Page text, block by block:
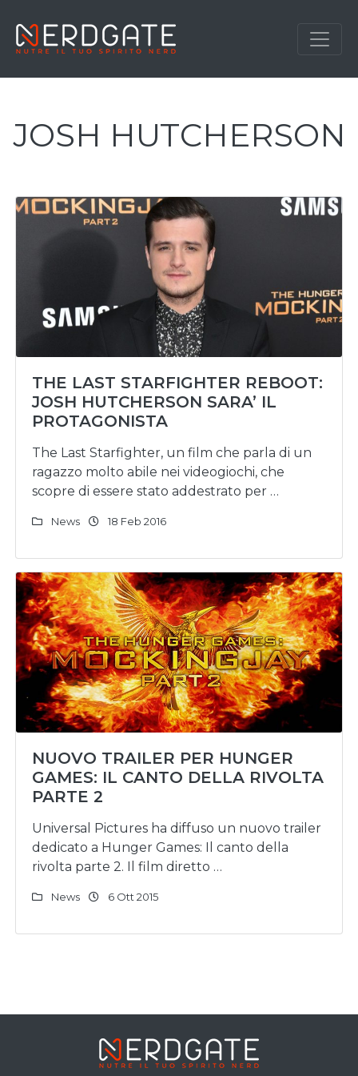
JOSH HUTCHERSON
THE LAST STARFIGHTER REBOOT:
JOSH HUTCHERSON SARA’ IL
PROTAGONISTA
The Last Starfighter, un film che parla di un
ragazzo molto abile nei videogiochi, che
scopre di essere stato addestrato per …
News 18 Feb 2016
NUOVO TRAILER PER HUNGER
GAMES: IL CANTO DELLA RIVOLTA
PARTE 2
Universal Pictures ha diffuso un nuovo trailer
dedicato a Hunger Games: Il canto della
rivolta parte 2. Il film diretto …
News 6 Ott 2015